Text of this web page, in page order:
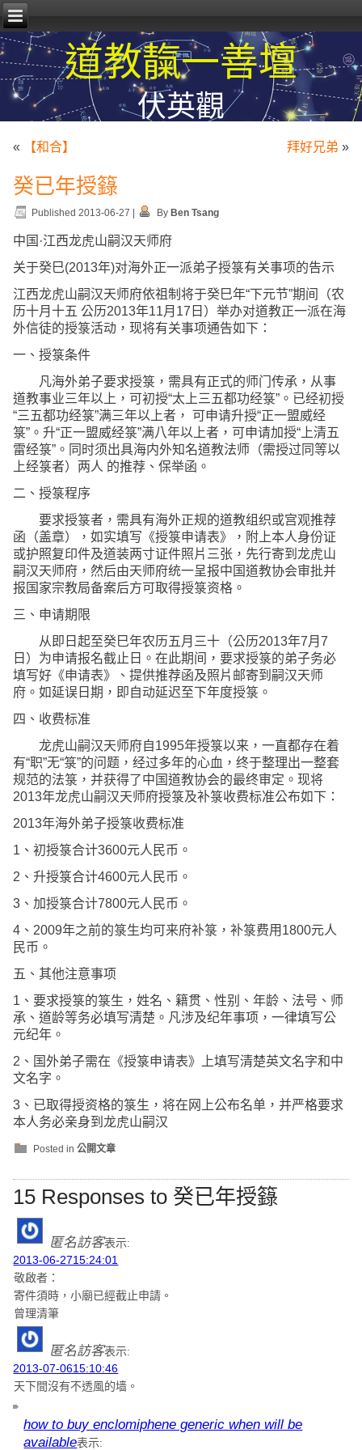
道教靝一善壇
伏英觀
« 【和合】 拜好兄弟 »
癸已年授籙
Published 2013-06-27 | By Ben Tsang
中国·江西龙虎山嗣汉天师府
关于癸巳(2013年)对海外正一派弟子授箓有关事项的告示
江西龙虎山嗣汉天师府依祖制将于癸巳年“下元节”期间（农
历十月十五 公历2013年11月17日）举办对道教正一派在海
外信徒的授箓活动，现将有关事项通告如下：
一、授箓条件
凡海外弟子要求授箓，需具有正式的师门传承，从事
道教事业三年以上，可初授“太上三五都功经箓”。已经初授
“三五都功经箓”满三年以上者， 可申请升授“正一盟威经
箓”。升“正一盟威经箓”满八年以上者，可申请加授“上清五
雷经箓”。同时须出具海内外知名道教法师（需授过同等以
上经箓者）两人 的推荐、保举函。
二、授箓程序
要求授箓者，需具有海外正规的道教组织或宫观推荐
函（盖章），如实填写《授箓申请表》，附上本人身份证
或护照复印件及道装两寸证件照片三张，先行寄到龙虎山
嗣汉天师府，然后由天师府统一呈报中国道教协会审批并
报国家宗教局备案后方可取得授箓资格。
三、申请期限
从即日起至癸巳年农历五月三十（公历2013年7月7
日）为申请报名截止日。在此期间，要求授箓的弟子务必
填写好《申请表》、提供推荐函及照片邮寄到嗣汉天师
府。如延误日期，即自动延迟至下年度授箓。
四、收费标准
龙虎山嗣汉天师府自1995年授箓以来，一直都存在着
有“职”无“箓”的问题，经过多年的心血，终于整理出一整套
规范的法箓，并获得了中国道教协会的最终审定。现将
2013年龙虎山嗣汉天师府授箓及补箓收费标准公布如下：
2013年海外弟子授箓收费标准
1、初授箓合计3600元人民币。
2、升授箓合计4600元人民币。
3、加授箓合计7800元人民币。
4、2009年之前的箓生均可来府补箓，补箓费用1800元人
民币。
五、其他注意事项
1、要求授箓的箓生，姓名、籍贯、性别、年龄、法号、师
承、道龄等务必填写清楚。凡涉及纪年事项，一律填写公
元纪年。
2、国外弟子需在《授箓申请表》上填写清楚英文名字和中
文名字。
3、已取得授资格的箓生，将在网上公布名单，并严格要求
本人务必亲身到龙虎山嗣汉
Posted in 公開文章
15 Responses to 癸已年授籙
匿名訪客表示:
2013-06-2715:24:01
敬啟者：
寄件須時，小廟已經截止申請。
曾理清筆
匿名訪客表示:
2013-07-0615:10:46
天下間沒有不透風的墙。
how to buy enclomiphene generic when will be
available表示: